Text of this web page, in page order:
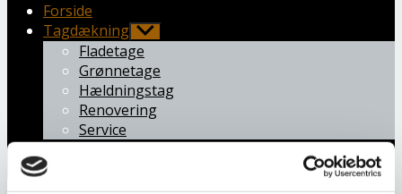
Forside
Tagdækning Vis
undermenu
Fladetage
Grønnetage
Hældningstag
Renovering
Service
Kontakt os